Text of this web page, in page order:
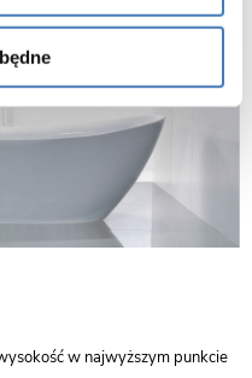
w najwyższym punkcie